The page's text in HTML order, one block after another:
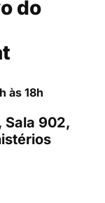
do
às 18h
Sala 902,